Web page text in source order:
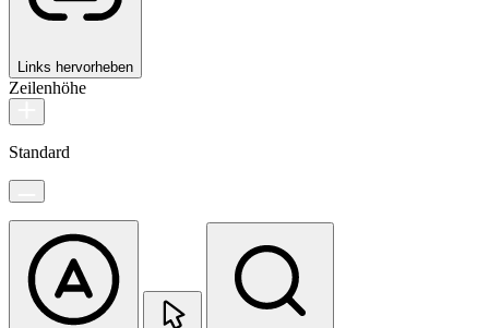
Links hervorheben
Zeilenhöhe
Standard